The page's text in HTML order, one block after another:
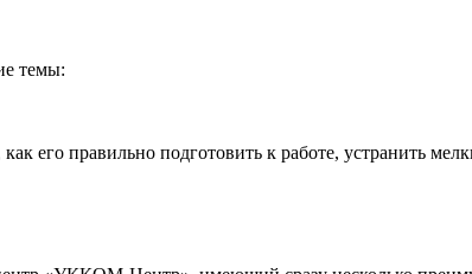
темы:
его правильно подготовить к работе, устранить